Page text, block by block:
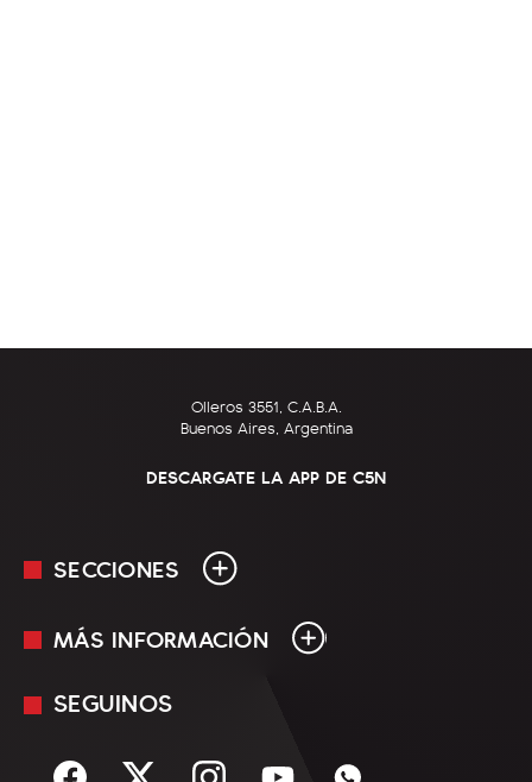
Olleros 3551, C.A.B.A.
Buenos Aires, Argentina
DESCARGATE LA APP DE C5N
SECCIONES
En Vivo
Sociedad
MÁS INFORMACIÓN
Mediakit
Términos y condiciones
SEGUINOS